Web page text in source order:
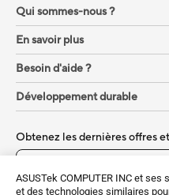
ASUSTek COMPUTER INC et
et des technologies similaires
Qui sommes-nous ?
En savoir plus
Besoin d'aide ?
Développement durable
Obtenez les dernières offres